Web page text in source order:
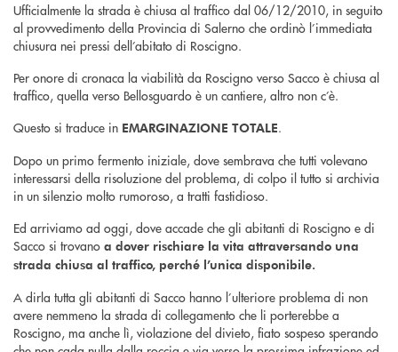
Ufficialmente la strada è chiusa al traffico dal 06/12/2010, in seguito
al provvedimento della Provincia di Salerno che ordinò l’immediata
chiusura nei pressi dell’abitato di Roscigno.
Per onore di cronaca la viabilità da Roscigno verso Sacco è chiusa al
traffico, quella verso Bellosguardo è un cantiere, altro non c’è.
Questo si traduce in EMARGINAZIONE TOTALE.
Dopo un primo fermento iniziale, dove sembrava che tutti volevano
interessarsi della risoluzione del problema, di colpo il tutto si archivia
in un silenzio molto rumoroso, a tratti fastidioso.
Ed arriviamo ad oggi, dove accade che gli abitanti di Roscigno e di
Sacco si trovano a dover rischiare la vita attraversando una
strada chiusa al traffico, perché l’unica disponibile.
A dirla tutta gli abitanti di Sacco hanno l’ulteriore problema di non
avere nemmeno la strada di collegamento che li porterebbe a
Roscigno, ma anche lì, violazione del divieto, fiato sospeso sperando